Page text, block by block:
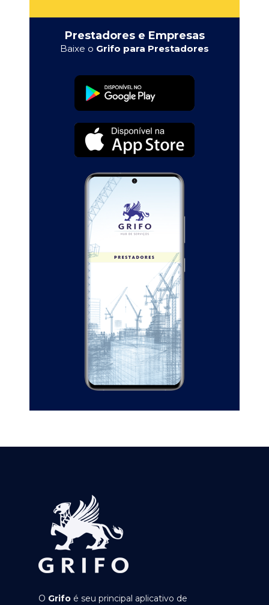
Prestadores e Empresas
Baixe o Grifo para Prestadores
O Grifo é seu principal aplicativo de